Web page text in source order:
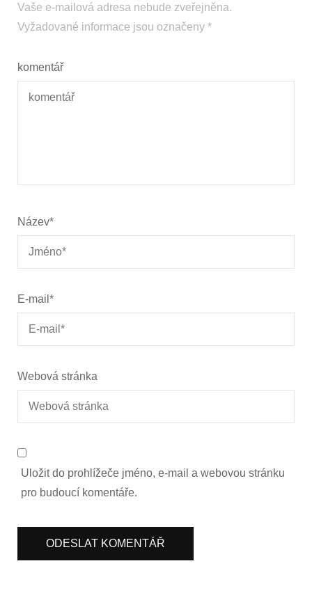
Vaše e-mailová adresa nebude zveřejněna.
Vyžadované informace jsou označeny *
komentář
Název*
E-mail *
Webová stránka
Uložit do prohlížeče jméno, e-mail a webovou stránku
pro budoucí komentáře.